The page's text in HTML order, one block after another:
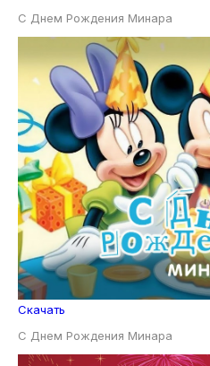
С Днем Рождения Минара
Скачать
С Днем Рождения Минара